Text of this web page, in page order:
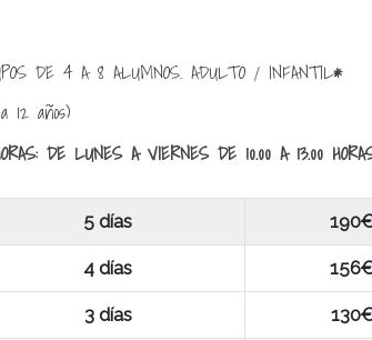
DE 4 A 8 ALUMNOS. ADULTO / INFANTIL*
12 años)
DE LUNES A VIERNES DE 10.00 A 13.00
días
4 días
3 días